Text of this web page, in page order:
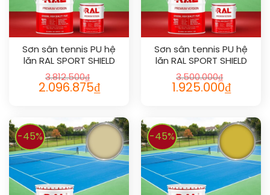
Sơn sân tennis PU hệ
lăn RAL SPORT SHIELD
1004
3.812.500₫
2.096.875₫
Sơn sân tennis PU hệ
lăn RAL SPORT SHIELD
1001
3.500.000₫
1.925.000₫
-45% -45%